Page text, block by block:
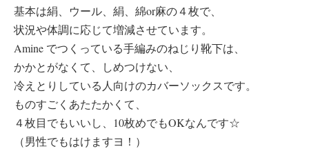
基本は絹、ウール、絹、綿or麻の４枚で、
状況や体調に応じて増減させています。
Amine でつくっている手編みのねじり靴下は、
かかとがなくて、しめつけない、
冷えとりしている人向けのカバーソックスです。
ものすごくあたたかくて、
４枚目でもいいし、10枚めでもOKなんです☆
（男性でもはけますヨ！）